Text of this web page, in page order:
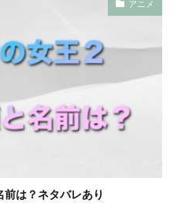
アニメ
は？ネタバレあり